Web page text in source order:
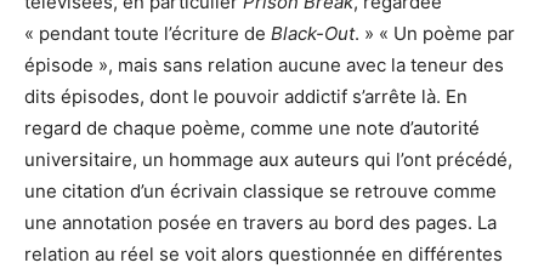
« pendant toute l’écriture de Black-Out. » « Un poème par
épisode », mais sans relation aucune avec la teneur des
dits épisodes, dont le pouvoir addictif s’arrête là. En
regard de chaque poème, comme une note d’autorité
universitaire, un hommage aux auteurs qui l’ont précédé,
une citation d’un écrivain classique se retrouve comme
une annotation posée en travers au bord des pages. La
relation au réel se voit alors questionnée en différentes